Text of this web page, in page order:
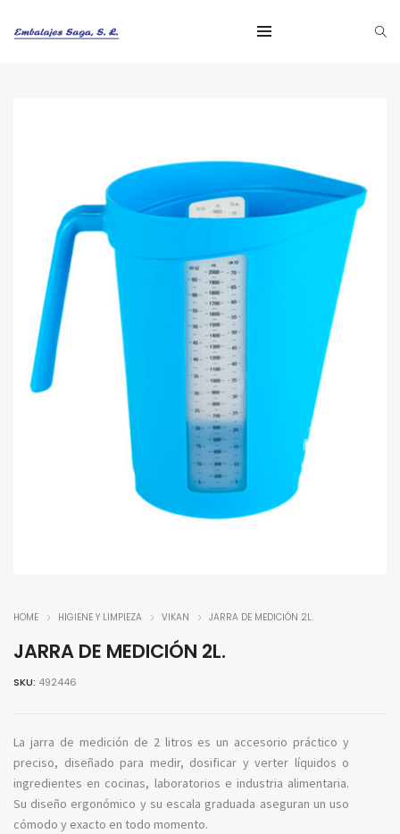
HOME HIGIENE Y LIMPIEZA VIKAN JARRA DE MEDICIÓN 2L.
JARRA DE MEDICIÓN 2L.
SKU: 492446
La jarra de medición de 2 litros es un accesorio práctico y
preciso, diseñado para medir, dosificar y verter líquidos o
ingredientes en cocinas, laboratorios e industria alimentaria.
Su diseño ergonómico y su escala graduada aseguran un uso
cómodo y exacto en todo momento.